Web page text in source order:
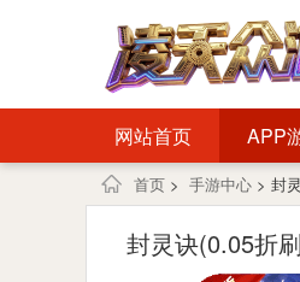
网站首页 APP
首页 > 手游中心 > 封
封灵诀(0.05折